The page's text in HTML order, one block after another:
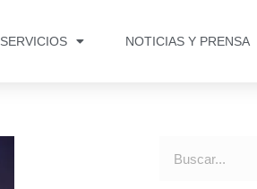
SERVICIOS NOTICIAS Y PRENSA